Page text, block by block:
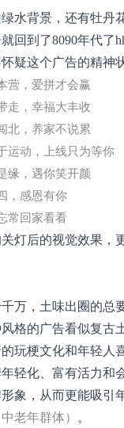
水背景，还有牡丹
回到了8090年代了
疑这个广告的精神
，爱拼才会赢
，幸福大丰收
，养家不说累
动，上线只为等你
，遇你笑开颜
，感恩有你
常回家看看
灯后的视觉效果，
万，土味出圈的总
格的广告看似复古
玩梗文化和年轻人
轻化、富有活力和
象 ， 从而更能吸引
老年群体）
。